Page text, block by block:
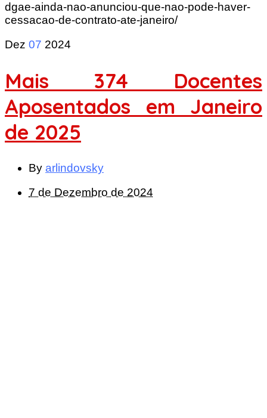
dgae-ainda-nao-anunciou-que-nao-pode-haver-
cessacao-de-contrato-ate-janeiro/
Dez 07 2024
Mais 374 Docentes
Aposentados em Janeiro
de 2025
By arlindovsky
7 de Dezembro de 2024